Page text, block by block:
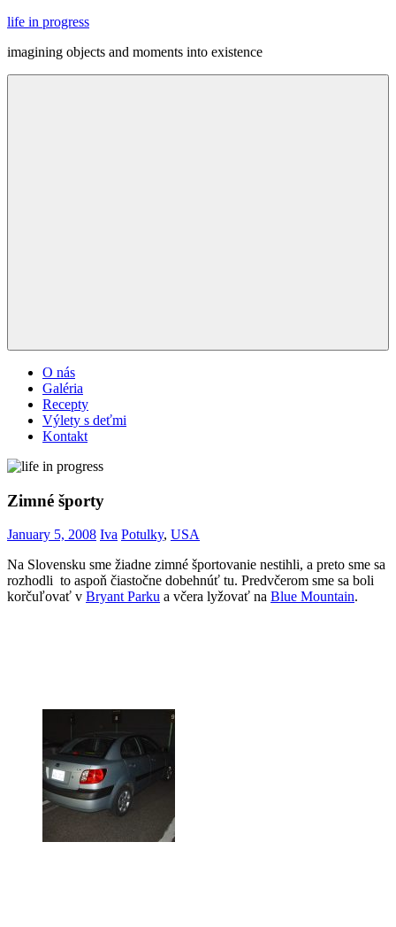
Skip
content
life in progress
imagining objects and moments into existence
O nás
Galéria
Recepty
Výlety s deťmi
Kontakt
Zimné športy
January 5, 2008 Iva Potulky, USA
Na Slovensku sme žiadne zimné športovanie nestihli, a preto sme sa
rozhodli to aspoň čiastočne dobehnúť tu. Predvčerom sme sa boli
korčuľovať v Bryant Parku a včera lyžovať na Blue Mountain.